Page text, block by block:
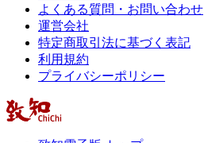
よくある質問・お問い合わせ
運営会社
特定商取引法に基づく表記
利用規約
プライバシーポリシー